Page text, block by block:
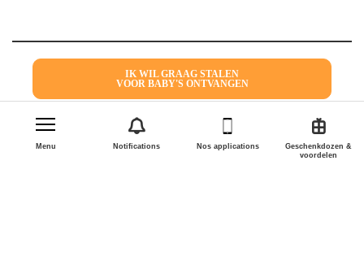
Geschenkdozen &
voordelen
Nos applications
Notifications
Menu
IK WIL GRAAG STALEN
VOOR BABY'S ONTVANGEN